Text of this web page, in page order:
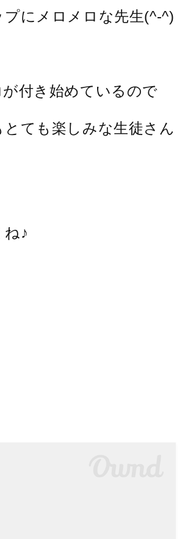
プにメロメロな先生(^-^)
付き始めているので
ても楽しみな生徒さん
♪